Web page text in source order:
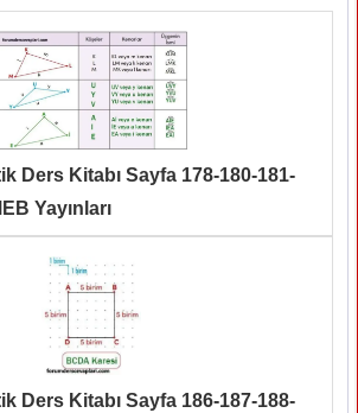
Ders Kitabı Sayfa 178-180-181-
Yayınları
Ders Kitabı Sayfa 186-187-188-